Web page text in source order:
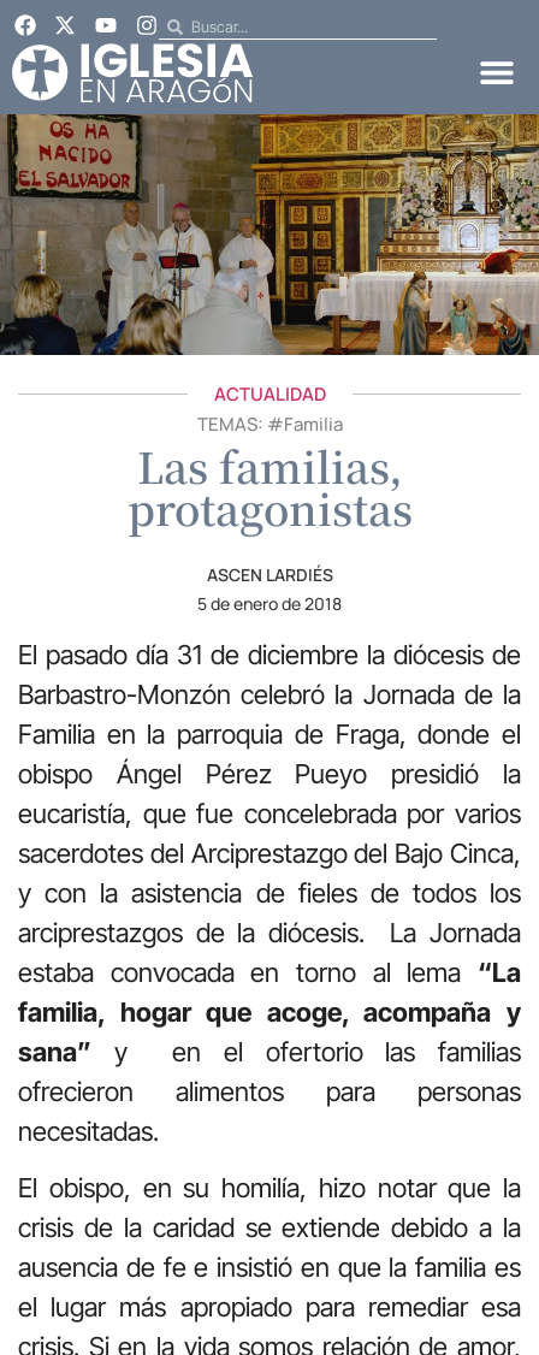
ACTUALIDAD
TEMAS: #Familia
Las familias,
protagonistas
ASCEN LARDIÉS
5 de enero de 2018
El pasado día 31 de diciembre la diócesis de
Barbastro-Monzón celebró la Jornada de la
Familia en la parroquia de Fraga, donde el
obispo Ángel Pérez Pueyo presidió la
eucaristía, que fue concelebrada por varios
sacerdotes del Arciprestazgo del Bajo Cinca,
y con la asistencia de fieles de todos los
arciprestazgos de la diócesis. La Jornada
estaba convocada en torno al lema “La
familia, hogar que acoge, acompaña y
sana” y en el ofertorio las familias
ofrecieron alimentos para personas
necesitadas.
El obispo, en su homilía, hizo notar que la
crisis de la caridad se extiende debido a la
ausencia de fe e insistió en que la familia es
el lugar más apropiado para remediar esa
crisis. Si en la vida somos relación de amor,